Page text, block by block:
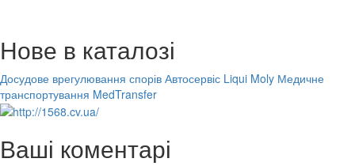
Нове в каталозі
Досудове врегулювання спорів Автосервіс Liqui Moly Медичне
транспортування MedTransfer
Ваші коментарі